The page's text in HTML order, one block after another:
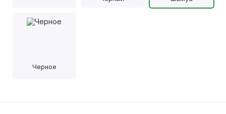
Черное